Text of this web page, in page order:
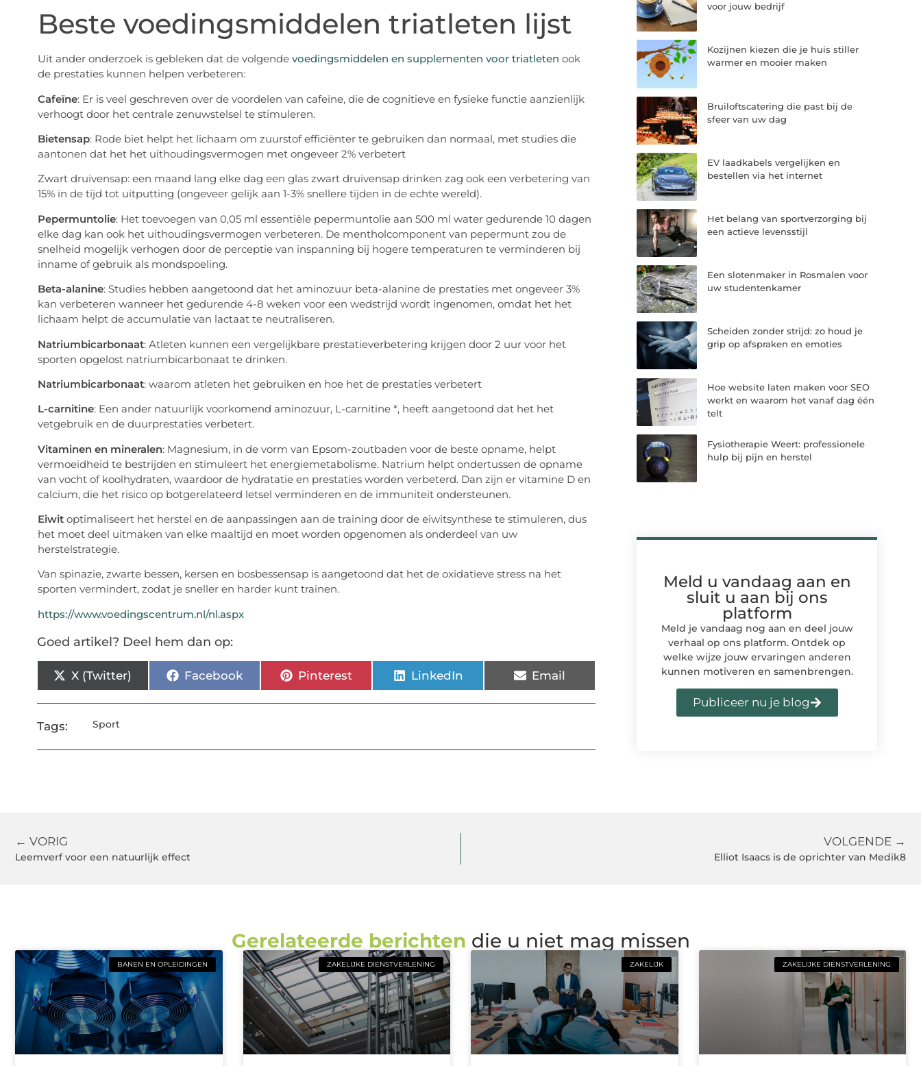
Beste voedingsmiddelen triatleten lijst
Uit ander onderzoek is gebleken dat de volgende voedingsmiddelen en supplementen voor triatleten ook
de prestaties kunnen helpen verbeteren:
Cafeïne: Er is veel geschreven over de voordelen van cafeïne, die de cognitieve en fysieke functie aanzienlijk
verhoogt door het centrale zenuwstelsel te stimuleren.
Bietensap: Rode biet helpt het lichaam om zuurstof efficiënter te gebruiken dan normaal, met studies die
aantonen dat het het uithoudingsvermogen met ongeveer 2% verbetert
Zwart druivensap: een maand lang elke dag een glas zwart druivensap drinken zag ook een verbetering van
15% in de tijd tot uitputting (ongeveer gelijk aan 1-3% snellere tijden in de echte wereld).
Pepermuntolie: Het toevoegen van 0,05 ml essentiële pepermuntolie aan 500 ml water gedurende 10 dagen
elke dag kan ook het uithoudingsvermogen verbeteren. De mentholcomponent van pepermunt zou de
snelheid mogelijk verhogen door de perceptie van inspanning bij hogere temperaturen te verminderen bij
inname of gebruik als mondspoeling.
Beta-alanine: Studies hebben aangetoond dat het aminozuur beta-alanine de prestaties met ongeveer 3%
kan verbeteren wanneer het gedurende 4-8 weken voor een wedstrijd wordt ingenomen, omdat het het
lichaam helpt de accumulatie van lactaat te neutraliseren.
Natriumbicarbonaat: Atleten kunnen een vergelijkbare prestatieverbetering krijgen door 2 uur voor het
sporten opgelost natriumbicarbonaat te drinken.
Natriumbicarbonaat: waarom atleten het gebruiken en hoe het de prestaties verbetert
L-carnitine: Een ander natuurlijk voorkomend aminozuur, L-carnitine *, heeft aangetoond dat het het
vetgebruik en de duurprestaties verbetert.
Vitaminen en mineralen: Magnesium, in de vorm van Epsom-zoutbaden voor de beste opname, helpt
vermoeidheid te bestrijden en stimuleert het energiemetabolisme. Natrium helpt ondertussen de opname
van vocht of koolhydraten, waardoor de hydratatie en prestaties worden verbeterd. Dan zijn er vitamine D en
calcium, die het risico op botgerelateerd letsel verminderen en de immuniteit ondersteunen.
Eiwitoptimaliseert het herstel en de aanpassingen aan de training door de eiwitsynthese te stimuleren, dus
het moet deel uitmaken van elke maaltijd en moet worden opgenomen als onderdeel van uw
herstelstrategie.
Van spinazie, zwarte bessen, kersen en bosbessensap is aangetoond dat het de oxidatieve stress na het
sporten vermindert, zodat je sneller en harder kunt trainen.
https://www.voedingscentrum.nl/nl.aspx
Goed artikel? Deel hem dan op:
X (Twitter) Facebook Pinterest LinkedIn Email
Tags: Sport
voor jouw bedrijf
Kozijnen kiezen die je huis stiller
warmer en mooier maken
Bruiloftscatering die past bij de
sfeer van uw dag
EV laadkabels vergelijken en
bestellen via het internet
Het belang van sportverzorging bij
een actieve levensstijl
Een slotenmaker in Rosmalen voor
uw studentenkamer
Scheiden zonder strijd: zo houd je
grip op afspraken en emoties
Hoe website laten maken voor SEO
werkt en waarom het vanaf dag één
telt
Fysiotherapie Weert: professionele
hulp bij pijn en herstel
Meld u vandaag aan en
sluit u aan bij ons
platform
Meld je vandaag nog aan en deel jouw
verhaal op ons platform. Ontdek op
welke wijze jouw ervaringen anderen
kunnen motiveren en samenbrengen.
Publiceer nu je blog
← VORIG
Leemverf voor een natuurlijk effect
VOLGENDE →
Elliot Isaacs is de oprichter van Medik8
Gerelateerde berichten die u niet mag missen
BANEN EN OPLEIDINGEN ZAKELIJKE DIENSTVERLENING ZAKELIJK ZAKELIJKE DIENSTVERLENING